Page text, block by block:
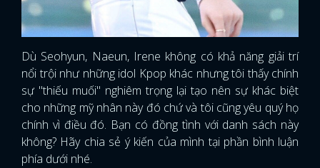
Dù Seohyun, Naeun, Irene không có khả năng giải trí
nổi trội như những idol Kpop khác nhưng tôi thấy chính
sự "thiếu muối" nghiêm trọng lại tạo nên sự khác biệt
cho những mỹ nhân này đó chứ và tôi cũng yêu quý họ
chính vì điều đó. Bạn có đồng tình với danh sách này
không? Hãy chia sẻ ý kiến của mình tại phần bình luận
phía dưới nhé.